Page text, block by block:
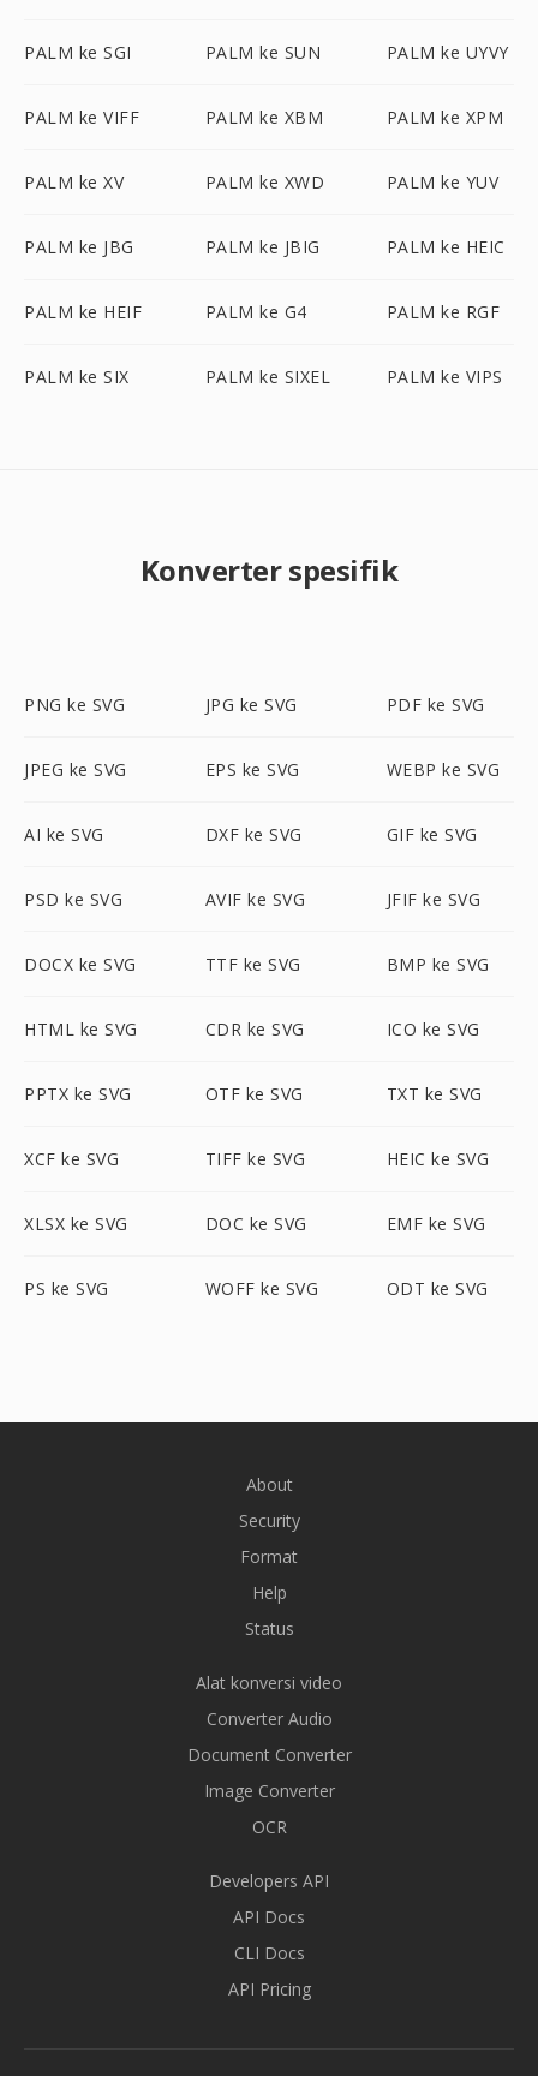
PALM ke SGI PALM ke SUN PALM ke UYVY
PALM ke VIFF PALM ke XBM PALM ke XPM
PALM ke XV PALM ke XWD PALM ke YUV
PALM ke JBG PALM ke JBIG PALM ke HEIC
PALM ke HEIF PALM ke G4 PALM ke RGF
PALM ke SIX PALM ke SIXEL PALM ke VIPS
Konverter spesifik
PNG ke SVG JPG ke SVG PDF ke SVG
JPEG ke SVG EPS ke SVG WEBP ke SVG
AI ke SVG DXF ke SVG GIF ke SVG
PSD ke SVG AVIF ke SVG JFIF ke SVG
DOCX ke SVG TTF ke SVG BMP ke SVG
HTML ke SVG CDR ke SVG ICO ke SVG
PPTX ke SVG OTF ke SVG TXT ke SVG
XCF ke SVG TIFF ke SVG HEIC ke SVG
XLSX ke SVG DOC ke SVG EMF ke SVG
PS ke SVG WOFF ke SVG ODT ke SVG
About
Security
Format
Help
Status
Alat konversi video
Converter Audio
Document Converter
Image Converter
OCR
Developers API
API Docs
CLI Docs
API Pricing